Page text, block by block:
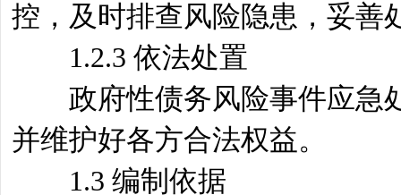
控，及时排查风险隐患，妥善
1.2.3 依法处置
政府性债务风险事件应急处
并维护好各方合法权益。
1.3 编制依据